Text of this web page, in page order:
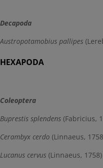
Decapoda
Austropotamobius pallipes
HEXAPODA
Coleoptera
Buprestis splendens (Fabricius,
Cerambyx cerdo (Linnaeus,
Lucanus cervus (Linnaeus,